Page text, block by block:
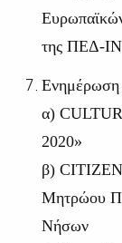
της ΠΕΔ-ΙΝ
Ενημέρωση
α)
2020»
β)
Μητρώου
Νήσων